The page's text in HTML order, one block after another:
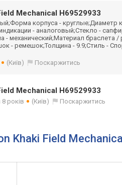
Mechanical H69529933
корпуса - круглые;Диаметр
- аналоговый;Стекло -
- механический;Материал браслета
- ремешок;Толщина - 9.9;Стиль -
(Київ) Поскаржитись
Mechanical H69529933
років (Київ) Поскаржитись
Khaki Field